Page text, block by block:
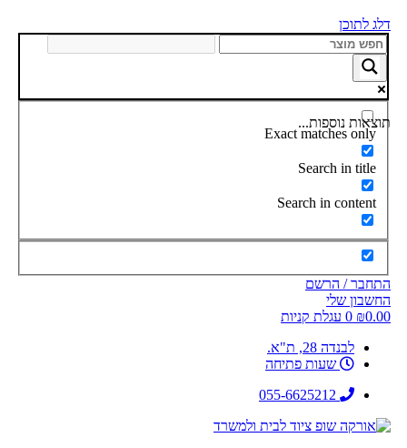
דלג לתוכן
תוצאות נוספות...
Exact matches only
Search in title
Search in content
התחבר / הרשם
החשבון שלי
₪0.00
0 עגלת קניות
לבנדה 28, ת"א.
שעות פתיחה
055-6625212